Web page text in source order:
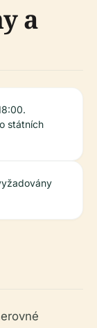
a
státních